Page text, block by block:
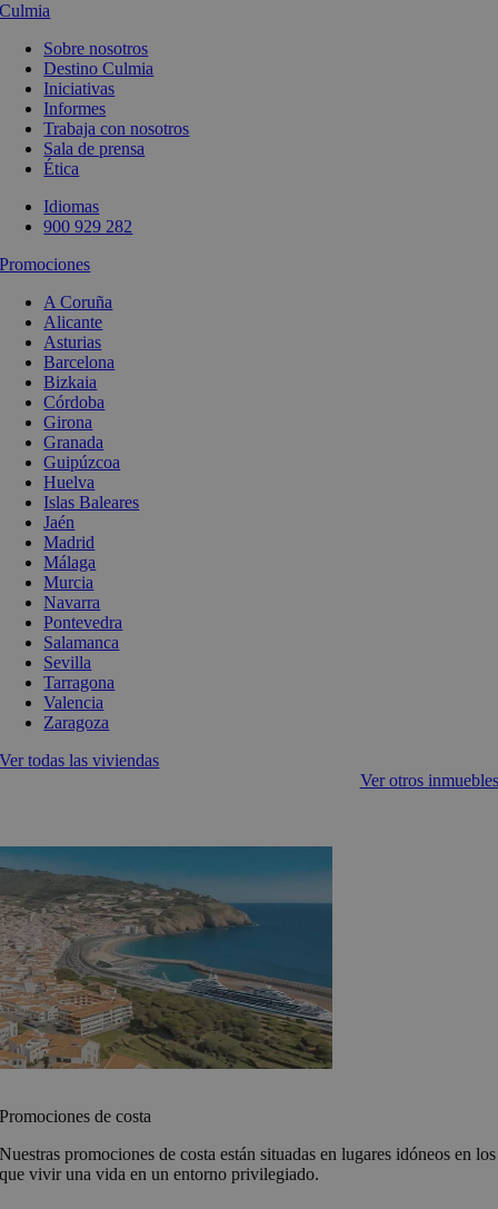
Culmia
Sobre nosotros
Destino Culmia
Iniciativas
Informes
Trabaja con nosotros
Sala de prensa
Ética
Idiomas
900 929 282
Promociones
A Coruña
Alicante
Asturias
Barcelona
Bizkaia
Córdoba
Girona
Granada
Guipúzcoa
Huelva
Islas Baleares
Jaén
Madrid
Málaga
Murcia
Navarra
Pontevedra
Salamanca
Sevilla
Tarragona
Valencia
Zaragoza
Ver todas las viviendas
Ver otros inmuebles
Promociones de costa
Nuestras promociones de costa están situadas en lugares idóneos en los
que vivir una vida en un entorno privilegiado.